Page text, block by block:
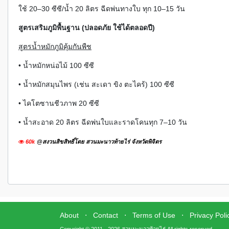
ใช้ 20–30 ซีซี/น้ำ 20 ลิตร ฉีดพ่นทางใบ ทุก 10–15 วัน
สูตรเสริมภูมิพื้นฐาน (ปลอดภัย ใช้ได้ตลอดปี)
สูตรน้ำหมักภูมิคุ้มกันพืช
• น้ำหมักหน่อไม้ 100 ซีซี
• น้ำหมักสมุนไพร (เช่น สะเดา ขิง ตะไคร้) 100 ซีซี
• ไคโตซานชีวภาพ 20 ซีซี
• น้ำสะอาด 20 ลิตร ฉีดพ่นใบและราดโคนทุก 7–10 วัน
60k @สงวนสิขสิทธิ์โดย สวนมะนาวท้ายไร่ จังหวัดพิจิตร
About ⋅ Contact ⋅ Terms of Use ⋅ Privacy